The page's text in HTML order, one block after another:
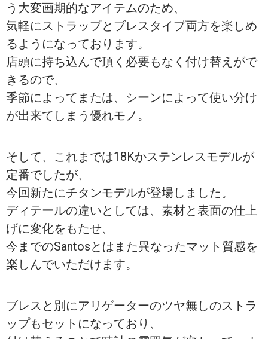
う大変画期的なアイテムのため、
気軽にストラップとブレスタイプ両方を楽しめ
るようになっております。
店頭に持ち込んで頂く必要もなく付け替えがで
きるので、
季節によってまたは、シーンによって使い分け
が出来てしまう優れモノ。
そして、これまでは18Kかステンレスモデルが
定番でしたが、
今回新たにチタンモデルが登場しました。
ディテールの違いとしては、素材と表面の仕上
げに変化をもたせ、
今までのSantosとはまた異なったマット質感を
楽しんでいただけます。
ブレスと別にアリゲーターのツヤ無しのストラ
ップもセットになっており、